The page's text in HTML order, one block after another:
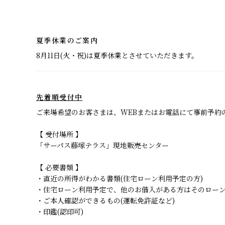
夏季休業のご案内
8月11日(火・祝)は夏季休業とさせていただきます。
先着順受付中
ご来場希望のお客さまは、WEBまたはお電話にて事前予約
【 受付場所 】
「サーパス藤塚テラス」現地販売センター
【 必要書類 】
・直近の所得がわかる書類(住宅ローン利用予定の方)
・住宅ローン利用予定で、他のお借入がある方はそのロー
・ご本人確認ができるもの(運転免許証など)
・印鑑(認印可)